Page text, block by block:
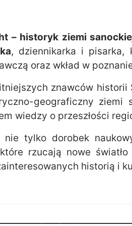
– historyk ziemi
, dziennikarka i pisarka,
oraz wkład w
znawców historii
geograficzny ziemi
wiedzy o przeszłości
tylko dorobek
rzucają nowe
historią i